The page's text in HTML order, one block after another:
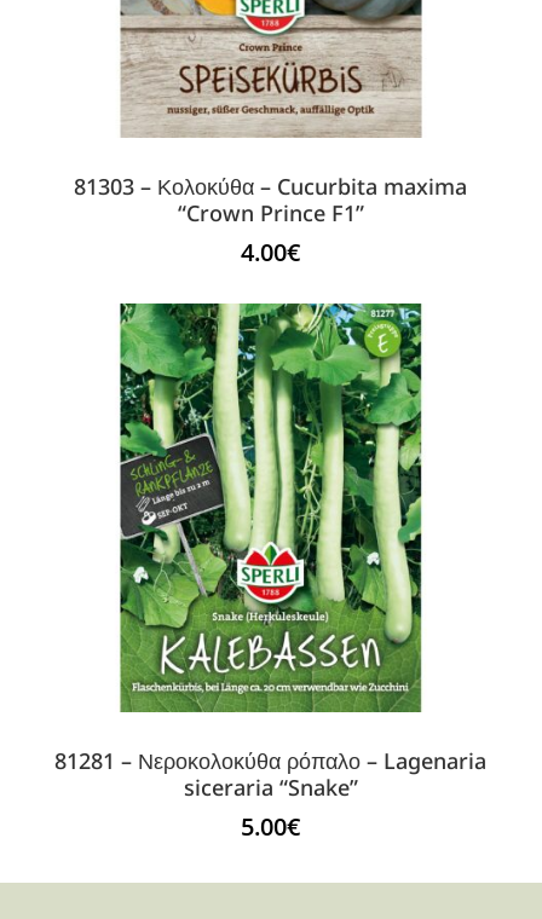
81303 – Κολοκύθα – Cucurbita maxima
“Crown Prince F1”
4.00€
81281 – Νεροκολοκύθα ρόπαλο – Lagenaria
siceraria “Snake”
5.00€